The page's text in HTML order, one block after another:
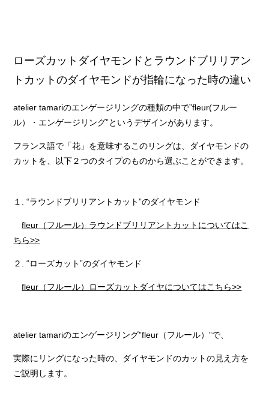
ローズカットダイヤモンドとラウンドブリリアン
トカットのダイヤモンドが指輪になった時の違い
atelier tamariのエンゲージリングの種類の中で”fleur(フルー
ル）・エンゲージリング”というデザインがあります。
フランス語で「花」を意味するこのリングは、ダイヤモンドの
カットを、以下２つのタイプのものから選ぶことができます。
１. “ラウンドブリリアントカット”のダイヤモンド
fleur（フルール）ラウンドブリリアントカットについてはこ
ちら>>
２. “ローズカット”のダイヤモンド
fleur（フルール）ローズカットダイヤについてはこちら>>
atelier tamariのエンゲージリング”fleur（フルール）”で、
実際にリングになった時の、ダイヤモンドのカットの見え方を
ご説明します。